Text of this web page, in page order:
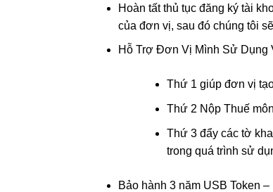
Hoàn tất thủ tục đăng ký tài
của đơn vị, sau đó chúng tôi
Hỗ Trợ Đơn Vị Mình Sử Dụng
Thứ 1 giúp đơn vị
Thứ 2 Nộp Thuế
Thứ 3 đẩy các tờ
trong quá trình sử
Bảo hành 3 năm USB Token –